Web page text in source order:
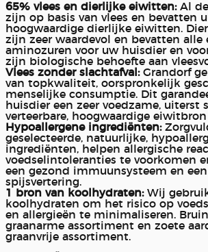
65% vlees en dierlijke eiwitten:Al
zijn op basis van vlees en bevatten
hoogwaardige dierlijke eiwitten.
zijn zeer waardevol en bevatten alle
aminozuren voor uw huisdier en
zijn biologische behoefte aan
Vlees zonder slachtafval:Grandorf
van topkwaliteit, oorspronkelijk
menselijke consumptie. Dit
huisdier een zeer voedzame, uiterst
verteerbare, hoogwaardige
Hypoallergene ingrediënten:
geselecteerde, natuurlijke,
ingrediënten, helpen allergische
voedselintoleranties te voorkomen
een gezond immuunsysteem en
spijsvertering.
1 bron van koolhydraten:Wij
koolhydraten om het risico op
en allergieën te minimaliseren.
graanarme assortiment en zoete
graanvrije assortiment.